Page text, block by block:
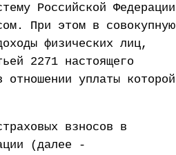
Российской Федерации
При этом в совокупную
физических лиц,
2271 настоящего
уплаты которой
взносов в
(далее -